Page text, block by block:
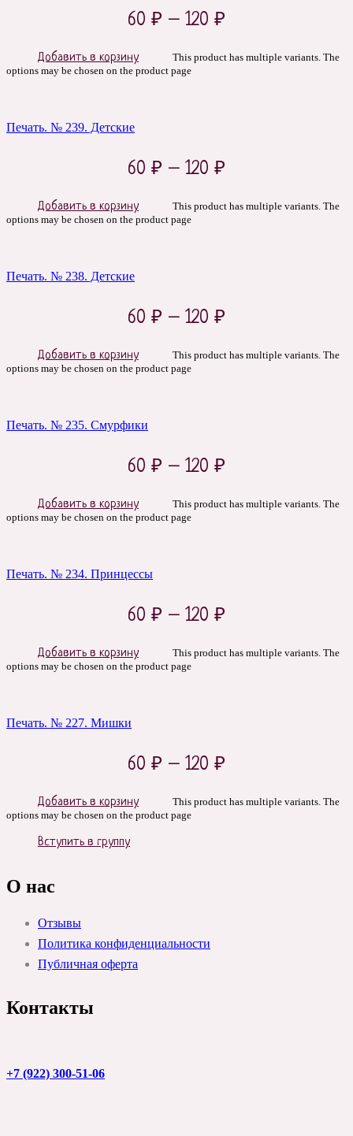
60 ₽ – 120 ₽
Добавить в корзину
This product has multiple variants. The
options may be chosen on the product page
Печать. № 239. Детские
60 ₽ – 120 ₽
Добавить в корзину
This product has multiple variants. The
options may be chosen on the product page
Печать. № 238. Детские
60 ₽ – 120 ₽
Добавить в корзину
This product has multiple variants. The
options may be chosen on the product page
Печать. № 235. Смурфики
60 ₽ – 120 ₽
Добавить в корзину
This product has multiple variants. The
options may be chosen on the product page
Печать. № 234. Принцессы
60 ₽ – 120 ₽
Добавить в корзину
This product has multiple variants. The
options may be chosen on the product page
Печать. № 227. Мишки
60 ₽ – 120 ₽
Добавить в корзину
This product has multiple variants. The
options may be chosen on the product page
Вступить в группу
О нас
Отзывы
Политика конфиденциальности
Публичная оферта
Контакты
+7 (922) 300-51-06